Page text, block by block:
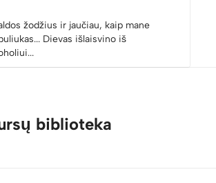
žodžius ir jaučiau, kaip mane
Dievas išlaisvino iš
biblioteka